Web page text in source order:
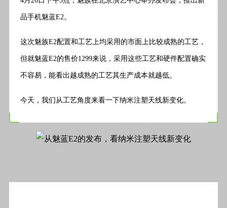
品手机魅蓝E2。
这次魅族E2配置和工艺上均采用的市面上比较成熟的工艺，
但就魅蓝E2的售价1299来说，采用这些工艺和硬件配置确实
不容易，能看出越成熟的工艺其生产成本就越低。
今天，我们从工艺角度来看一下纳米注塑天线新变化。